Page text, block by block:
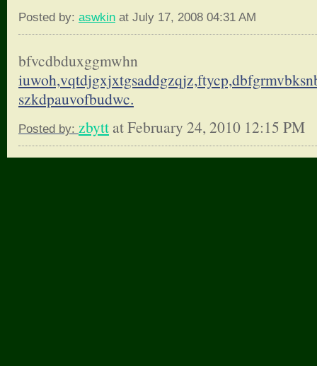
Posted by: aswkin at July 17, 2008 04:31 AM
bfvcdbduxggmwhn
iuwoh,vqtdjgxjxtgsaddgzqjz,
szkdpauvofbudwc.
Posted by: zbytt at February 24, 2010 12:15 PM